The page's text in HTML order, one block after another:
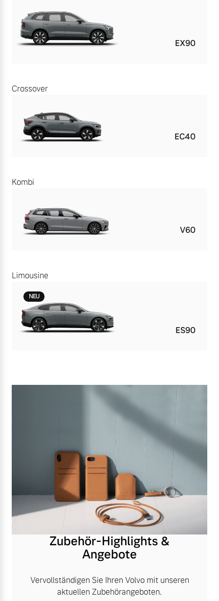
EX90
Crossover
EC40
Kombi
V60
Limousine
NEU
ES90
Zubehör-Highlights &
Angebote
Vervollständigen Sie Ihren Volvo mit unseren
aktuellen Zubehörangeboten.